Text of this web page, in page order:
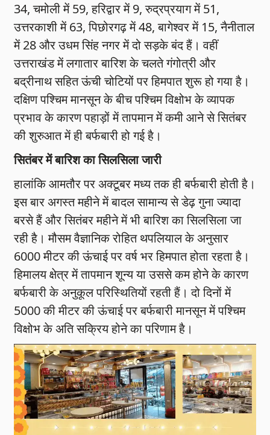
34, चमोली में 59, हरिद्वार में 9, रुद्रप्रयाग में 51,
उत्तरकाशी में 63, पिछोरगढ़ में 48, बागेश्वर में 15, नैनीताल
में 28 और उधम सिंह नगर में दो सड़के बंद हैं। वहीं
उत्तराखंड में लगातार बारिश के चलते गंगोत्री और
बद्रीनाथ सहित ऊंची चोटियों पर हिमपात शुरू हो गया है।
दक्षिण पश्चिम मानसून के बीच पश्चिम विक्षोभ के व्यापक
प्रभाव के कारण पहाड़ों में तापमान में कमी आने से सितंबर
की शुरुआत में ही बर्फबारी हो गई है।
सितंबर में बारिश का सिलसिला जारी
हालांकि आमतौर पर अक्टूबर मध्य तक ही बर्फबारी होती है।
इस बार अगस्त महीने में बादल सामान्य से डेढ़ गुना ज्यादा
बरसे हैं और सितंबर महीने में भी बारिश का सिलसिला जा
रही है। मौसम वैज्ञानिक रोहित थपलियाल के अनुसार
6000 मीटर की ऊंचाई पर वर्ष भर हिमपात होता रहता है।
हिमालय क्षेत्र में तापमान शून्य या उससे कम होने के कारण
बर्फबारी के अनुकूल परिस्थितियों रहती हैं। दो दिनों में
5000 की मीटर की ऊंचाई पर बर्फबारी मानसून में पश्चिम
विक्षोभ के अति सक्रिय होने का परिणाम है।